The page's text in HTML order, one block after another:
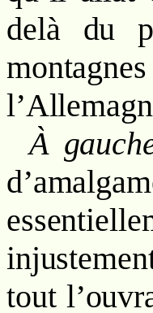
delà du
À
tout